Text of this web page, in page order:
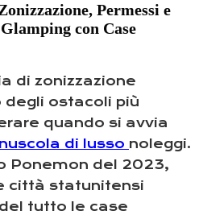
Permessi e
con Case
di zonizzazione
degli ostacoli più
quando si avvia
di lusso noleggi.
Ponemon del 2023,
città statunitensi
tutto le case